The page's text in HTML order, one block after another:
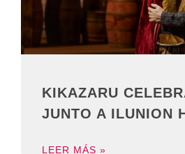
KIKAZARU
JUNTO A ILUNION
LEER MÁS »